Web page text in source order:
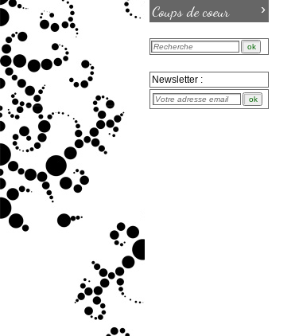
Coups de coeur ›
Newsletter :